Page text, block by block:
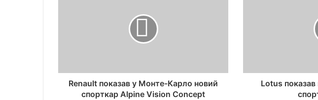
Renault показав у Монте-Карло новий
спорткар Alpine Vision Сoncept
Lotus